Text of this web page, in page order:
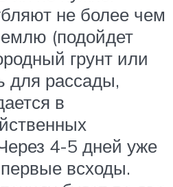
не более чем
(подойдет
грунт или
для рассады,
в
4-5 дней уже
всходы.